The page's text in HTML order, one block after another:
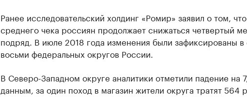
Ранее исследовательский холдинг «Ромир» заявил о том,
среднего чека россиян продолжает снижаться четвертый
подряд. В июле 2018 года изменения были зафиксированы в
восьми федеральных округов России.
В Северо-Западном округе аналитики отметили падение на
данным, за один поход в магазин жители округа тратят 564